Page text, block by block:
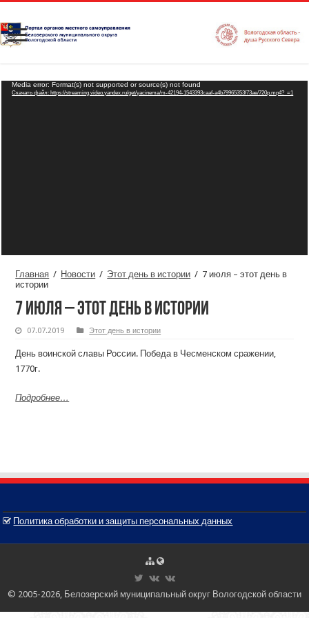
Видеоплеер
Media error: Format(s) not supported or source(s) not found
Скачать файл: https://streaming.video.yandex.ru/get/yacinema/m-42194-1543393caaf-a4b79965353f73ae/720p.mp4?_=1
Главная / Новости / Этот день в истории / 7 июля – этот день в
истории
7 июля – этот день в истории
07.07.2019 Этот день в истории
День воинской славы России. Победа в Чесменском сражении,
1770г.
Подробнее…
Политика обработки и защиты персональных данных
© 2005-2026, Белозерский муниципальный округ Вологодской области